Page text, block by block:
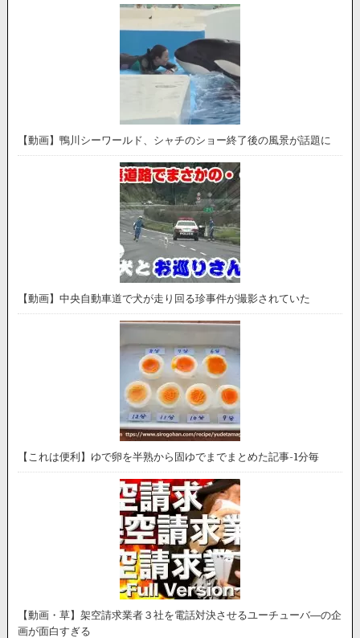
【動画】鴨川シーワールド、シャチのショー終了後の風景が話題に
【動画】中央自動車道で犬が走り回る珍事件が撮影されていた
【これは便利】ゆで卵を半熟から固ゆでまでまとめた記事-1分毎
【動画・草】架空請求業者３社を電話対決させるユーチューバ―の企
画が面白すぎる